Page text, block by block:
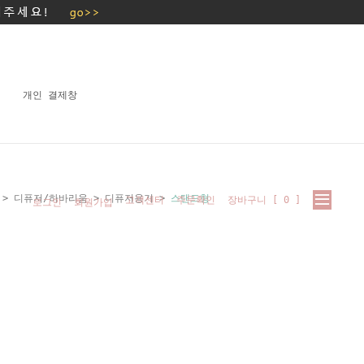
개인 결제창
로그인 회원가입 고객센터 주문확인 장바구니 [ 0
> 디퓨저/하바리움>디퓨저용기 > 스탠드형